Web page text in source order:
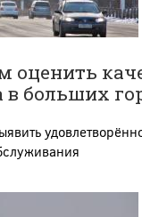
оценить
в больших